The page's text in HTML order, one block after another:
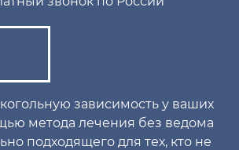
зависимость у ваших
метода лечения без ведома
подходящего для тех, кто не